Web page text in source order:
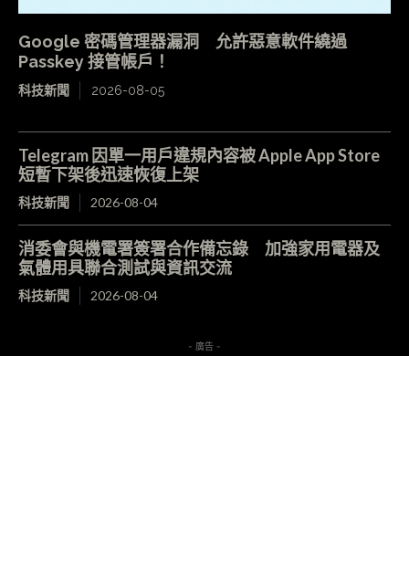
Google 密碼管理器漏洞 允許惡意軟件繞過
Passkey 接管帳戶！
科技新聞 2026-08-05
Telegram 因單一用戶違規內容被 Apple App Store
短暫下架後迅速恢復上架
科技新聞 2026-08-04
消委會與機電署簽署合作備忘錄 加強家用電器及
氣體用具聯合測試與資訊交流
科技新聞 2026-08-04
- 廣告 -